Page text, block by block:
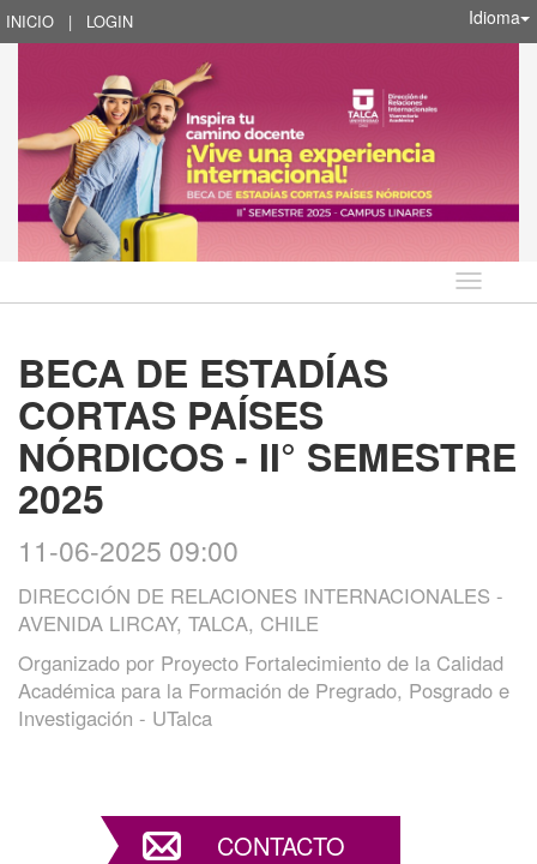
INICIO | LOGIN Idioma
Idioma
BECA DE ESTADÍAS
CORTAS PAÍSES
NÓRDICOS - II° SEMESTRE
2025
11-06-2025 09:00
DIRECCIÓN DE RELACIONES INTERNACIONALES -
AVENIDA LIRCAY, TALCA, CHILE
Organizado por Proyecto Fortalecimiento de la Calidad
Académica para la Formación de Pregrado, Posgrado e
Investigación - UTalca
CONTACTO